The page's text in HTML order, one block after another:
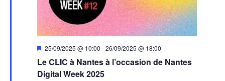
Le CLIC à Nantes à l’occasion de Nantes
Digital Week 2025
Mis
avant
25/09/2025 @ 10:00 -26/09/2025 @ 18:00